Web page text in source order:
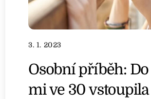
3. 1. 2023
Osobní příběh:
mi ve 30 vstoupila